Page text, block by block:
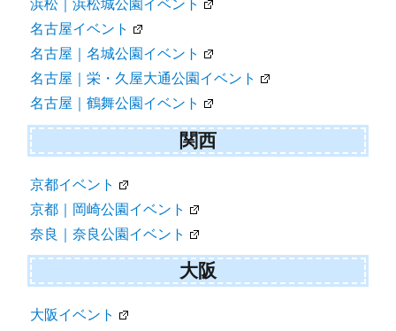
浜松｜浜松城公園イベント
名古屋イベント
名古屋｜名城公園イベント
名古屋｜栄・久屋大通公園イベント
名古屋｜鶴舞公園イベント
関西
京都イベント
京都｜岡崎公園イベント
奈良｜奈良公園イベント
大阪
大阪イベント